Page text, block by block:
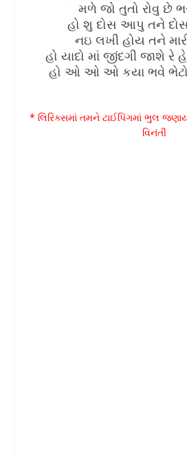
મળે જો તુતો રોવુ છે
હો શુ દોસ આપુ તને દોસ
નઇ લખી હોય તને
હો યાદો માં જીંદગી જાશે
હો ઓ ઓ ઓ કયા ભવે ભેટો
* લિરિક્સમાં તમને ટાઈપિંગમાં ભુલ
વિનંતી